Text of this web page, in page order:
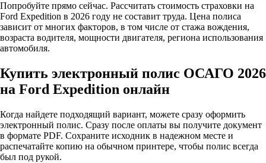
Попробуйте прямо сейчас. Рассчитать стоимость страховки на
Ford Expedition в 2026 году не составит труда. Цена полиса
зависит от многих факторов, в том числе от стажа вождения,
возраста водителя, мощности двигателя, региона использования
автомобиля.
Купить электронный полис ОСАГО 2026
на Ford Expedition онлайн
Когда найдете подходящий вариант, можете сразу оформить
электронный полис. Сразу после оплаты вы получите документ
в формате PDF. Сохраните исходник в надежном месте и
распечатайте копию на обычном принтере, чтобы полис всегда
был под рукой.